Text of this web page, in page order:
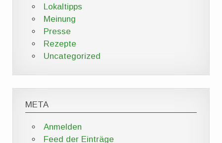
Lokaltipps
Meinung
Presse
Rezepte
Uncategorized
META
Anmelden
Feed der Einträge